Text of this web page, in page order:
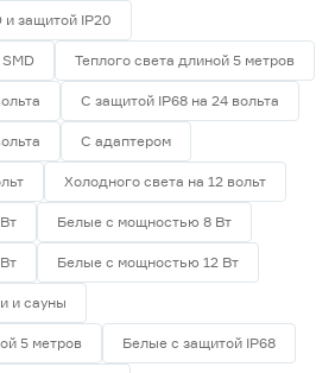
защитой IP20
Теплого света длиной 5 метров
С защитой IP68 на 24 вольта
С адаптером
Холодного света на 12 вольт
Белые с мощностью 8 Вт
Белые с мощностью 12 Вт
и сауны
5 метров Белые с защитой IP68